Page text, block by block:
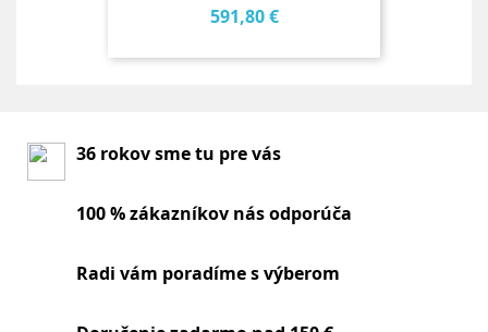
Cena
591,80 €
36 rokov sme tu pre vás
100 % zákazníkov nás odporúča
Radi vám poradíme s výberom